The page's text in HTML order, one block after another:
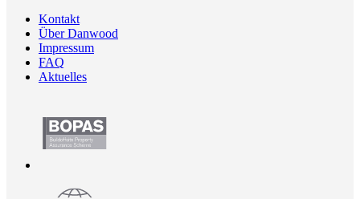
Kontakt
Über Danwood
Impressum
FAQ
Aktuelles